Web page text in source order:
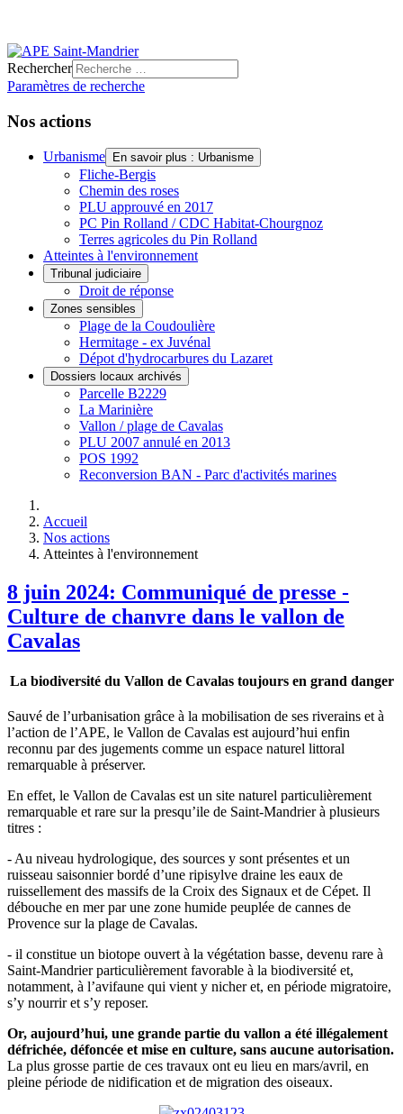
Rechercher
Paramètres de recherche
Nos actions
Urbanisme En savoir plus : Urbanisme
Fliche-Bergis
Chemin des roses
PLU approuvé en 2017
PC Pin Rolland / CDC Habitat-Chourgnoz
Terres agricoles du Pin Rolland
Atteintes à l'environnement
Tribunal judiciaire
Droit de réponse
Zones sensibles
Plage de la Coudoulière
Hermitage - ex Juvénal
Dépot d'hydrocarbures du Lazaret
Dossiers locaux archivés
Parcelle B2229
La Marinière
Vallon / plage de Cavalas
PLU 2007 annulé en 2013
POS 1992
Reconversion BAN - Parc d'activités marines
Accueil
Nos actions
Atteintes à l'environnement
8 juin 2024: Communiqué de presse -
Culture de chanvre dans le vallon de
Cavalas
La biodiversité du Vallon de Cavalas toujours en grand danger
Sauvé de l’urbanisation grâce à la mobilisation de ses riverains et à
l’action de l’APE, le Vallon de Cavalas est aujourd’hui enfin
reconnu par des jugements comme un espace naturel littoral
remarquable à préserver.
En effet, le Vallon de Cavalas est un site naturel particulièrement
remarquable et rare sur la presqu’ile de Saint-Mandrier à plusieurs
titres :
- Au niveau hydrologique, des sources y sont présentes et un
ruisseau saisonnier bordé d’une ripisylve draine les eaux de
ruissellement des massifs de la Croix des Signaux et de Cépet. Il
débouche en mer par une zone humide peuplée de cannes de
Provence sur la plage de Cavalas.
- il constitue un biotope ouvert à la végétation basse, devenu rare à
Saint-Mandrier particulièrement favorable à la biodiversité et,
notamment, à l’avifaune qui vient y nicher et, en période migratoire,
s’y nourrir et s’y reposer.
Or, aujourd’hui, une grande partie du vallon a été illégalement
défrichée, défoncée et mise en culture, sans aucune autorisation.
La plus grosse partie de ces travaux ont eu lieu en mars/avril, en
pleine période de nidification et de migration des oiseaux.